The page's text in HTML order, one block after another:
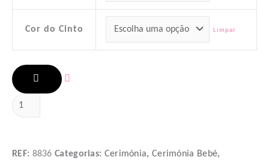
Cor do Cinto Limpar
REF: 8836 Categorias: Cerimónia, Cerimónia Bebé,